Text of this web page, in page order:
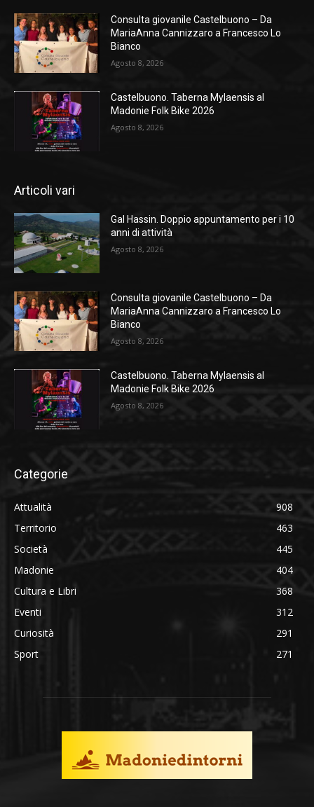
Consulta giovanile Castelbuono – Da
MariaAnna Cannizzaro a Francesco Lo
Bianco
Agosto 8, 2026
Castelbuono. Taberna Mylaensis al
Madonie Folk Bike 2026
Agosto 8, 2026
Articoli vari
Gal Hassin. Doppio appuntamento per i 10
anni di attività
Agosto 8, 2026
Consulta giovanile Castelbuono – Da
MariaAnna Cannizzaro a Francesco Lo
Bianco
Agosto 8, 2026
Castelbuono. Taberna Mylaensis al
Madonie Folk Bike 2026
Agosto 8, 2026
Categorie
Attualità
908
Territorio
463
Società
445
Madonie
404
Cultura e Libri
368
Eventi
312
Curiosità
291
Sport
271